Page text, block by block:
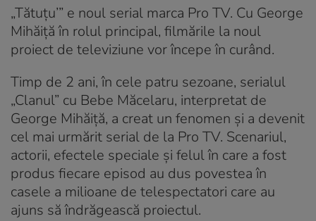
„Tătuțu’” e noul serial marca Pro TV. Cu George
Mihăiță în rolul principal, filmările la noul
proiect de televiziune vor începe în curând.
Timp de 2 ani, în cele patru sezoane, serialul
„Clanul” cu Bebe Măcelaru, interpretat de
George Mihăiță, a creat un fenomen și a devenit
cel mai urmărit serial de la Pro TV. Scenariul,
actorii, efectele speciale și felul în care a fost
produs fiecare episod au dus povestea în
casele a milioane de telespectatori care au
ajuns să îndrăgească proiectul.